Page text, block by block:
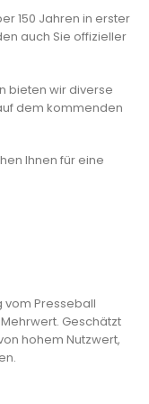
150 Jahren in erster
auch Sie offizieller
bieten wir diverse
dem kommenden
Ihnen für eine
vom Presseball
Geschätzt
hohem Nutzwert,